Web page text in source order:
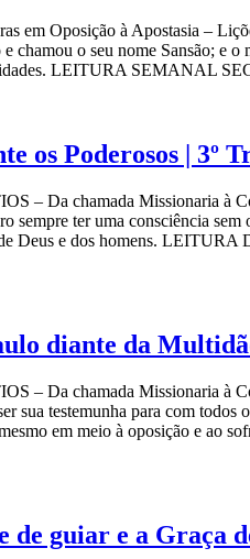
Oposição à Apostasia –
o seu nome Sansão; e
LEITURA SEMANAL
os Poderosos | 3º
– Da chamada Missionaria à
sempre ter uma consciência
Deus e dos homens.
diante da
– Da chamada Missionaria à
sua testemunha para com
em meio à oposição e
guiar e a Graça